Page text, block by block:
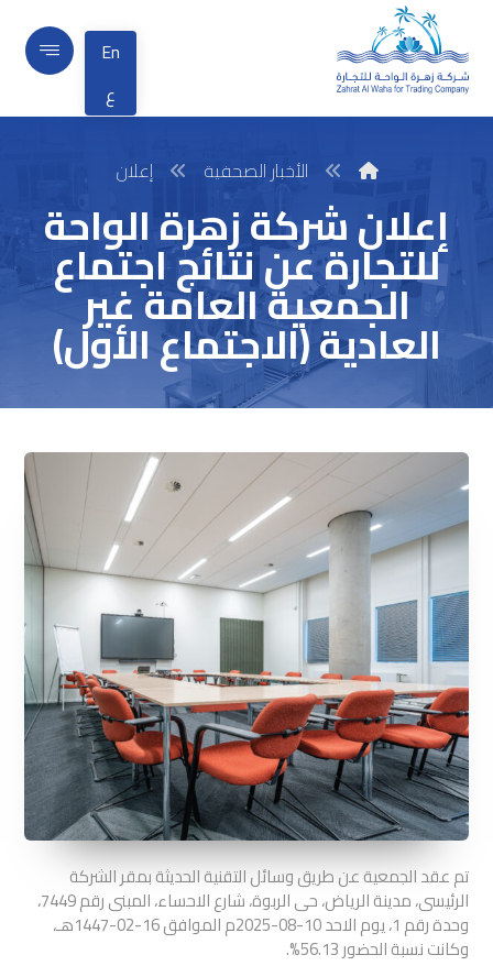
En
ع
الأخبار الصحفية إعلان
إعلان شركة زهرة الواحة
للتجارة عن نتائج اجتماع
الجمعية العامة غير
العادية (الاجتماع الأول)
تم عقد الجمعية عن طريق وسائل التقنية الحديثة بمقر الشركة
الرئيسى، مدينة الرياض، حى الربوة، شارع الاحساء، المبنى رقم 7449،
وحدة رقم 1، يوم الاحد 10-08-2025م الموافق 16-02-1447هـ،
وكانت نسبة الحضور 56.13%.